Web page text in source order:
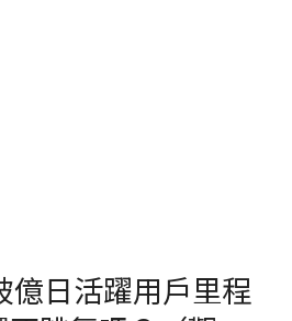
億日活躍用戶里程